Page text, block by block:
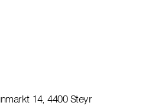
14, 4400 Steyr